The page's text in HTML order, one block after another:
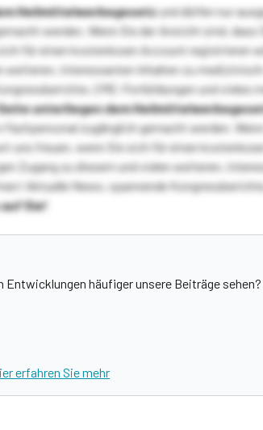
Heilmittelwerbegesetzund dürfen nur
werden. Wenn Sie der Ansicht sind, dass
für einen kostenlosen Account registrieren
weiteren, interessanten Inhalten zu
CME-Fortbildungen und vieles
unterliegen dem
zugänglich gemacht werden.
uns freuen, wenn Sie sich für einen
Zugang zu diesem und vielen weiteren,
Aktuelle News, spannende
Sie!
Entwicklungen häufiger unsere Beiträge
erfahren Sie mehr